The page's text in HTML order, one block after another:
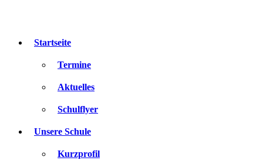
Startseite
Termine
Aktuelles
Schulflyer
Unsere Schule
Kurzprofil